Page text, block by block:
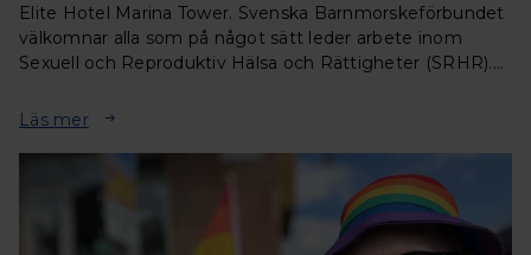
Elite Hotel Marina Tower. Svenska Barnmorskeförbundet
välkomnar alla som på något sätt leder arbete inom
Sexuell och Reproduktiv Hälsa och Rättigheter (SRHR).
föreläsningar, samtal och workhops.
Läs mer